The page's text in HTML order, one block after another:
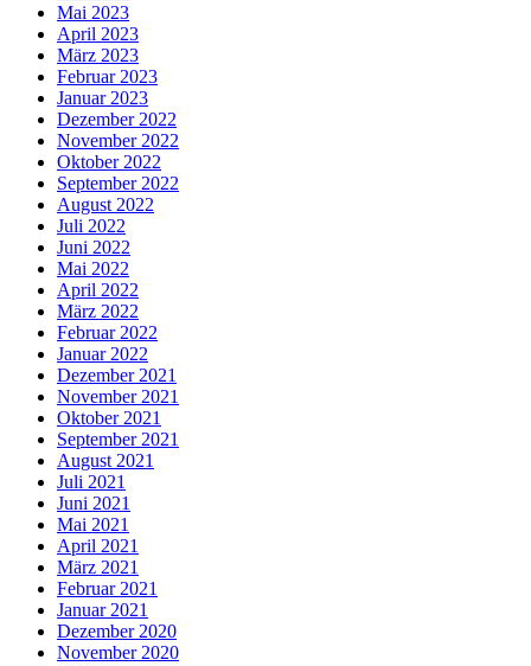
Mai 2023
April 2023
März 2023
Februar 2023
Januar 2023
Dezember 2022
November 2022
Oktober 2022
September 2022
August 2022
Juli 2022
Juni 2022
Mai 2022
April 2022
März 2022
Februar 2022
Januar 2022
Dezember 2021
November 2021
Oktober 2021
September 2021
August 2021
Juli 2021
Juni 2021
Mai 2021
April 2021
März 2021
Februar 2021
Januar 2021
Dezember 2020
November 2020